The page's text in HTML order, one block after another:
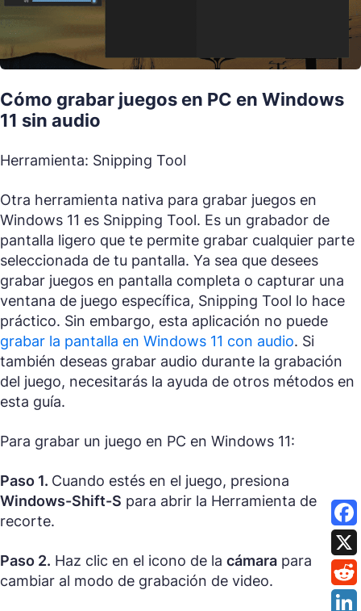
Cómo grabar juegos en PC en Windows
11 sin audio
Herramienta: Snipping Tool
Otra herramienta nativa para grabar juegos en
Windows 11 es Snipping Tool. Es un grabador de
pantalla ligero que te permite grabar cualquier parte
seleccionada de tu pantalla. Ya sea que desees
grabar juegos en pantalla completa o capturar una
ventana de juego específica, Snipping Tool lo hace
práctico. Sin embargo, esta aplicación no puede
grabar la pantalla en Windows 11 con audio. Si
también deseas grabar audio durante la grabación
del juego, necesitarás la ayuda de otros métodos en
esta guía.
Para grabar un juego en PC en Windows 11:
Paso 1. Cuando estés en el juego, presiona
Windows-Shift-S para abrir la Herramienta de
recorte.
Paso 2. Haz clic en el icono de la cámara para
cambiar al modo de grabación de video.